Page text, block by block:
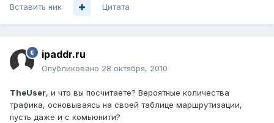
Вставить ник Цитата
ipaddr.ru
Опубликовано 28 октября, 2010
TheUser, и что вы посчитаете? Вероятные количества
трафика, основываясь на своей таблице маршрутизации,
пусть даже и с комьюнити?